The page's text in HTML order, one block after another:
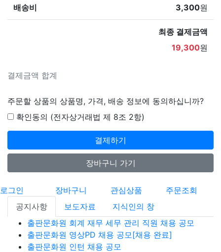
결제금액 합계
배송비 3,300원
최종 결제금액
19,300원
주문할 상품의 상품명, 가격, 배송 정보에 동의하십니까?
확인동의 (전자상거래법 제 8조 2항)
결제하기
장바구니 가기
로그인 장바구니 관심상품
주문조회
공지사항
보도자료
지식인의 창
출판문화원 회계 재무 세무 관리 직원 채용 공모
출판문화원 영상PD 채용 공모[채용 완료]
출판문화원 인턴 채용 공모